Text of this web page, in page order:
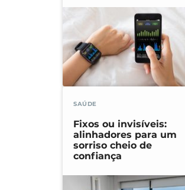
SAÚDE
Fixos ou invisíveis:
alinhadores para um
sorriso cheio de
confiança